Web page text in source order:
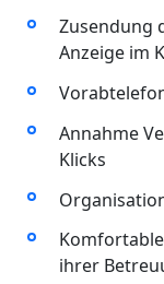
Zusendung
Anzeige im
Annahme
Klicks
ihrer